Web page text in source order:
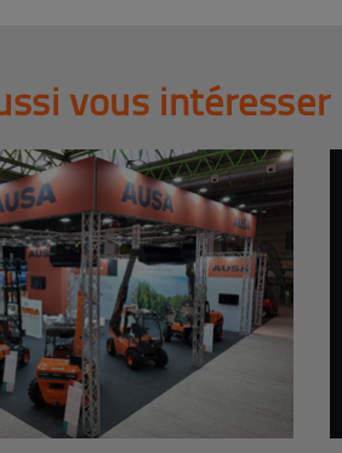
vous intéresser